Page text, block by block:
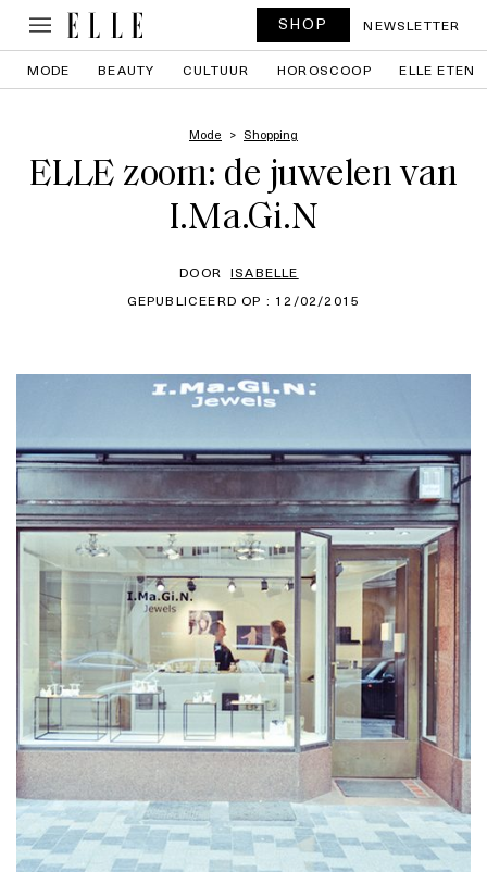
SHOP NEWSLETTER
MODE BEAUTY CULTUUR HOROSCOOP ELLE ETEN
Mode Shopping
ELLE zoom: de juwelen van
I.Ma.Gi.N
DOOR ISABELLE
GEPUBLICEERD OP : 12/02/2015